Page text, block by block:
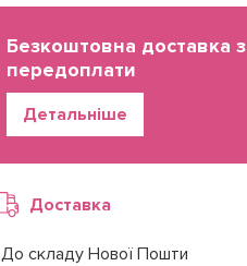
Детальніше
Безкоштовна доставка
передоплати
Доставка
До складу Нової Пошти